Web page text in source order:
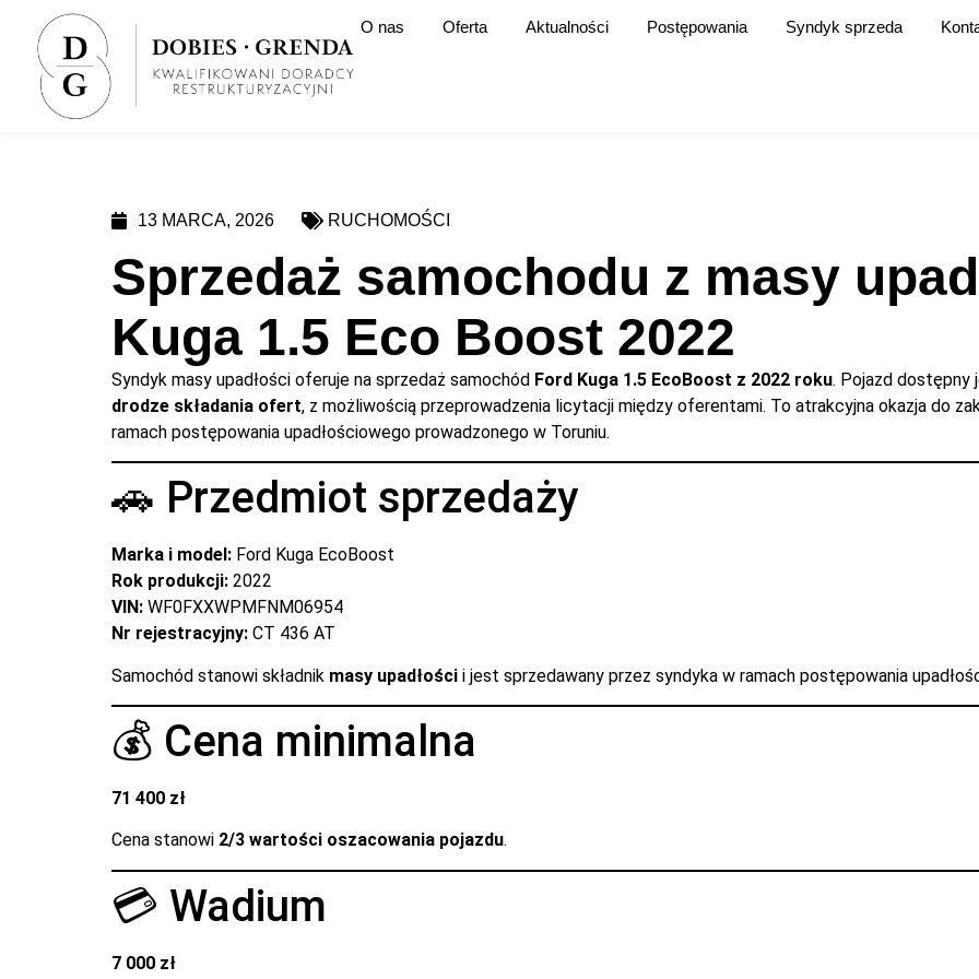
O nas Oferta Aktualności Postępowania Syndyk sprzeda
13 MARCA, 2026 RUCHOMOŚCI
Sprzedaż samochodu z masy
Kuga 1.5 Eco Boost 2022
Syndyk masy upadłości oferuje na sprzedaż samochód Ford Kuga 1.5 EcoBoost z 2022 roku. Pojazd dostępny
drodze składania ofert, z możliwością przeprowadzenia licytacji między oferentami. To atrakcyjna okazja do
ramach postępowania upadłościowego prowadzonego w Toruniu.
🚗 Przedmiot sprzedaży
Marka i model: Ford Kuga EcoBoost
Rok produkcji: 2022
VIN: WF0FXXWPMFNM06954
Nr rejestracyjny: CT 436 AT
Samochód stanowi składnik masy upadłości i jest sprzedawany przez syndyka w ramach postępowania
💰 Cena minimalna
71 400 zł
Cena stanowi 2/3 wartości oszacowania pojazdu.
💳 Wadium
7 000 zł